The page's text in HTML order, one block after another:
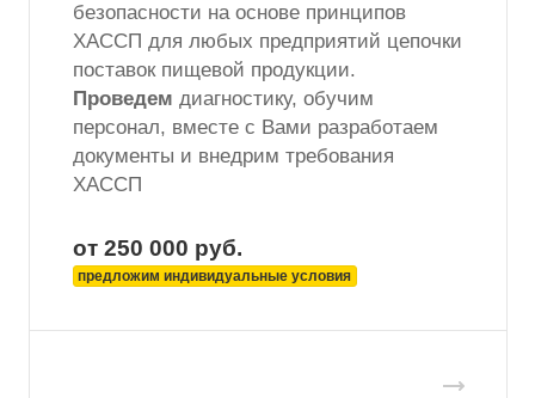
безопасности на основе принципов
ХАССП для любых предприятий цепочки
поставок пищевой продукции.
Проведем диагностику, обучим
персонал, вместе с Вами разработаем
документы и внедрим требования
ХАССП
от 250 000 руб.
предложим индивидуальные условия